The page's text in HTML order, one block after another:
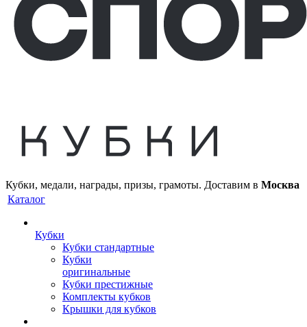
Кубки, медали, награды, призы, грамоты. Доставим в Москва
Каталог
Кубки
Кубки стандартные
Кубки
оригинальные
Кубки престижные
Комплекты кубков
Крышки для кубков